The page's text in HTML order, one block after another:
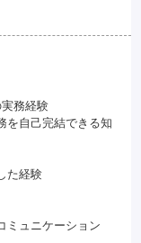
務経験
を自己完結できる知
た経験
ミュニケーション